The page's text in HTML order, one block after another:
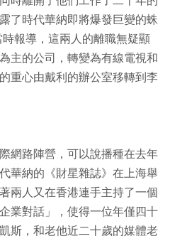
了時代華納即將爆發巨變的蛛
報導，這兩人的離職無疑顯
主的公司，轉變為有線電視和
重心由戴利的辦公室移轉到李
網路陣營，可以說播種在去年
華納的《財星雜誌》在上海舉
兩人又在香港連手主持了一個
業對話」，使得一位年僅四十
斯，和老他近二十歲的媒體老